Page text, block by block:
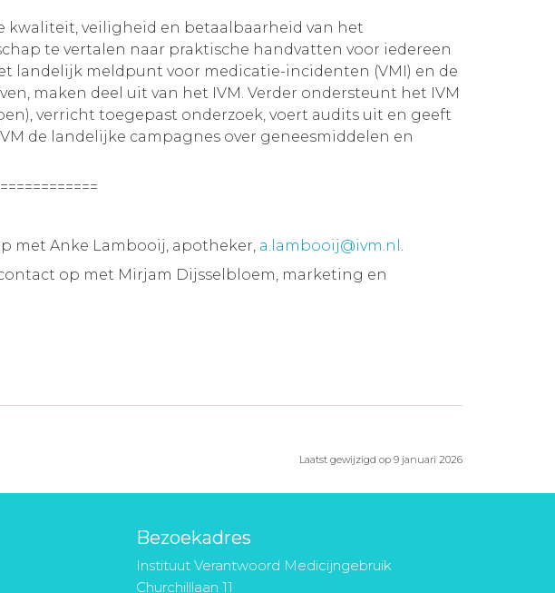
kwaliteit, veiligheid en betaalbaarheid van het
te vertalen naar praktische handvatten voor iedereen
landelijk meldpunt voor medicatie-incidenten (VMI) en de
maken deel uit van het IVM. Verder ondersteunt het IVM
verricht toegepast onderzoek, voert audits uit en geeft
de landelijke campagnes over geneesmiddelen en
met Anke Lambooij, apotheker, a.lambooij@ivm.nl .
op met Mirjam Dijsselbloem, marketing en
Laatst gewijzigd op 9 januari 2026
Bezoekadres
Instituut Verantwoord Medicijngebruik
Churchilllaan 11